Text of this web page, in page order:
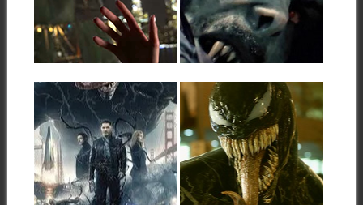
Esta madrugada se ha
presentado el nuevo tráiler de
la película...
▶
El universo arácnido de Sony
sigue creciendo. Tras Venom
le llega...
30.10.18
VENOM
Cuando finalmente cristalizó el
esperado trato entre Marvel
Studios y Sony...
▶
12.08.18
SONY ACTUALIZA
SU ESTRATEGIA
ALREDEDOR DE
VENENO
Aún faltan varias semanas
para el estreno de Venom, la
nueva...